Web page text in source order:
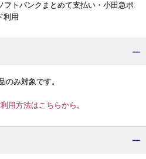
フトバンクまとめて支払い・小田急ポ
利用
のみ対象です。
用方法はこちらから。